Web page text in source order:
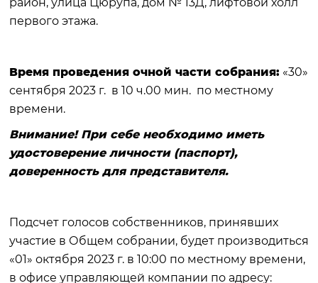
первого этажа.
Время проведения очной части собрания: «30»
сентября 2023 г. в 10 ч.00 мин. по местному
времени.
Внимание! При себе необходимо иметь
удостоверение личности (паспорт),
доверенность для представителя.
Подсчет голосов собственников, принявших
участие в Общем собрании, будет производиться
«01» октября 2023 г. в 10:00 по местному времени,
в офисе управляющей компании по адресу: